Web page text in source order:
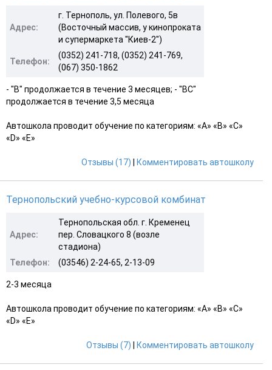
Адрес:
г. Тернополь, ул. Полевого, 5в
(Восточный массив, у кинопроката
и супермаркета "Киев-2")
Телефон:
(0352) 241-718, (0352) 241-769,
(067) 350-1862
- "В" продолжается в течение 3 месяцев; - "ВС"
продолжается в течение 3,5 месяца
Автошкола проводит обучение по категориям: «A» «B» «С»
«D» «E»
Отзывы (17) Комментировать автошколу
Тернопольский учебно-курсовой комбинат
Адрес:
Тернопольская обл. г. Кременец
пер. Словацкого 8 (возле
стадиона)
Телефон:
(03546) 2-24-65, 2-13-09
2-3 месяца
Автошкола проводит обучение по категориям: «A» «B» «С»
«D» «E»
Отзывы (7) Комментировать автошколу